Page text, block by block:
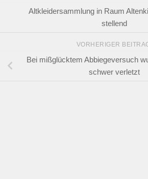
Altkleidersammlung in Raum
stellend
VORHERIGER
Bei mißglücktem Abbiegeversuch
schwer verletzt